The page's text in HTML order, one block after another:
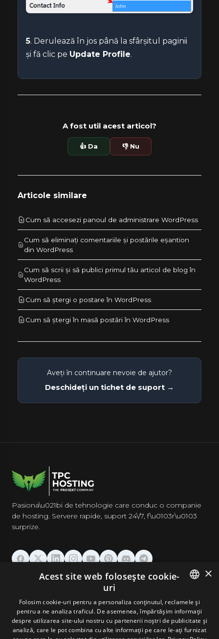
5. Derulează în jos până la sfârșitul paginii
și fă clic pe Update Profile.
A fost util acest articol?
👍 Da 👎 Nu
Articole similare
Cum să accesezi panoul de administrare WordPress
Cum să eliminați comentariile și postările eșantion
din WordPress
Cum să scrii și să publici primul tău articol de blog în
WordPress
Cum să ștergi o postare în WordPress
Cum să ștergi în masă postări în WordPress
Aveți în continuare nevoie de ajutor?
Deschideți un tichet de suport →
Pasiona\u021bi de tehnologie care conduc o companie
de hosting. Servere rapide, suport 24\/7, f\u0103r\u0103
surprize.
GĂZDUIRE
DOMENII & EMAIL
UNELTE & SECURITATE
ENGLISH
GERMAN
ROMANIAN
×
Acest site web folosește cookie-
uri
Folosim cookie-uri pentru a personaliza conținutul, reclamele și
pentru a ne analiza traficul. De asemenea, împărtășim informații
despre utilizarea site-ului nostru cu partenerii noștri de publicitate și
analiză, care le pot combina cu alte informații pe care le-ați furnizat